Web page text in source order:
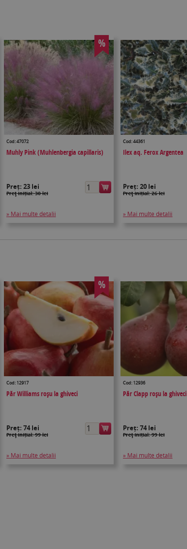
%
Cod: 47072
Muhly Pink (Muhlenbergia capillaris)
Preț:23 lei
Preţ inițial: 30 lei
» Mai multe detalii
Cod: 44361
Ilex aq. Ferox Argentea
Preț:20 lei
Preţ inițial: 26 lei
» Mai multe detalii
%
Cod: 12917
Păr Williams roşu la ghiveci
Preț:74 lei
Preţ inițial: 99 lei
» Mai multe detalii
Cod: 12936
Păr Clapp roșu la ghiveci
Preț:74 lei
Preţ inițial: 99 lei
» Mai multe detalii